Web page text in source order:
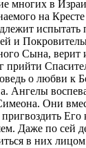
многих в
на
испытать
и
Сына,
прийти
о любви
Ангелы
Они
Даже по
в них